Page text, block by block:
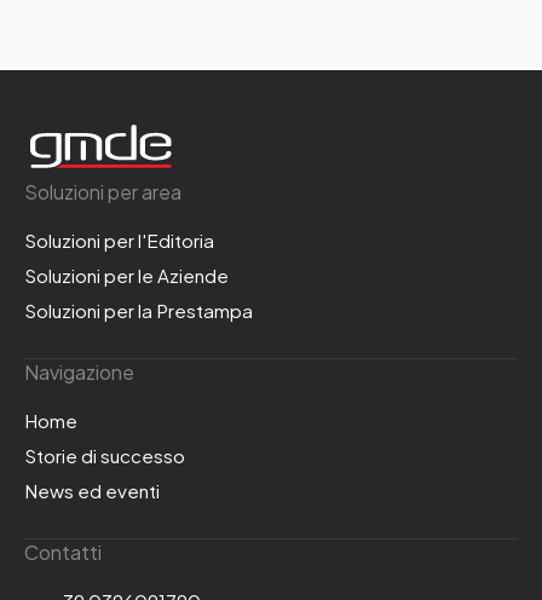
Soluzioni per area
Soluzioni per l'Editoria
Soluzioni per le Aziende
Soluzioni per la Prestampa
Navigazione
Home
Storie di successo
News ed eventi
Contatti